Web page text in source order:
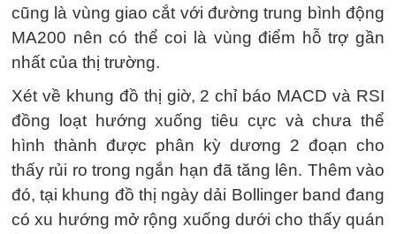
cũng là vùng giao cắt với đường trung bình động
MA200 nên có thể coi là vùng điểm hỗ trợ gần
nhất của thị trường.
Xét về khung đồ thị giờ, 2 chỉ báo MACD và RSI
đồng loạt hướng xuống tiêu cực và chưa thể
hình thành được phân kỳ dương 2 đoạn cho
thấy rủi ro trong ngắn hạn đã tăng lên. Thêm vào
đó, tại khung đồ thị ngày dải Bollinger band đang
có xu hướng mở rộng xuống dưới cho thấy quán